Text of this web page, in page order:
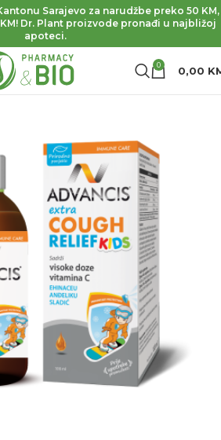
Sarajevo za narudžbe preko 50 KM,
Dr. Plant proizvode pronađi u najbližoj
apoteci.
0 0,00